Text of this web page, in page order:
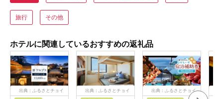
旅行 その他
ホテルに関連しているおすすめの返礼品
出典：ふるさとチョイ
出典：ふるさとチョイ
出典：ふるさとチョイ